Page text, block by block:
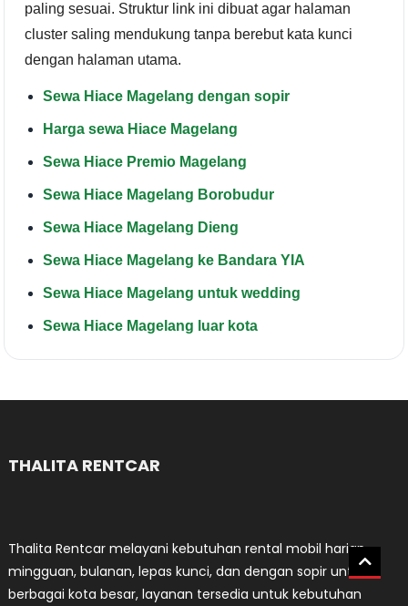
paling sesuai. Struktur link ini dibuat agar halaman
cluster saling mendukung tanpa berebut kata kunci
dengan halaman utama.
Sewa Hiace Magelang dengan sopir
Harga sewa Hiace Magelang
Sewa Hiace Premio Magelang
Sewa Hiace Magelang Borobudur
Sewa Hiace Magelang Dieng
Sewa Hiace Magelang ke Bandara YIA
Sewa Hiace Magelang untuk wedding
Sewa Hiace Magelang luar kota
THALITA RENTCAR
Thalita Rentcar melayani kebutuhan rental mobil harian,
mingguan, bulanan, lepas kunci, dan dengan sopir untuk
berbagai kota besar, layanan tersedia untuk kebutuhan